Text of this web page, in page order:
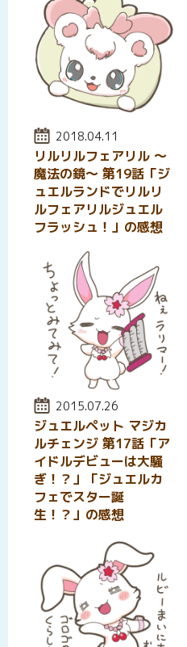
投稿日:
2018.04.11
リルリルフェアリル 〜
魔法の鏡～ 第19話「ジ
ュエルランドでリルリ
ルフェアリルジュエル
フラッシュ！」の感想
投稿日:
2015.07.26
ジュエルペット マジカ
ルチェンジ 第17話「ア
イドルデビューは大騒
ぎ！？」「ジュエルカ
フェでスター誕
生！？」の感想